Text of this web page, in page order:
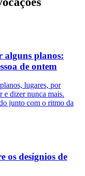
alguns planos:
de ontem
lugares, por
e dizer nunca mais.
junto com o ritmo da
os desígnios de